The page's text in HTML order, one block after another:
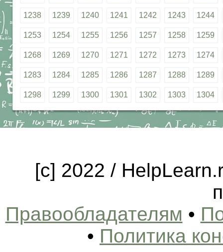
1238 1239 1240 1241 1242 1243 1244
1253 1254 1255 1256 1257 1258 1259
1268 1269 1270 1271 1272 1273 1274
1283 1284 1285 1286 1287 1288 1289
1298 1299 1300 1301 1302 1303 1304
[c] 2022 /
Правообладателям •
• Политика